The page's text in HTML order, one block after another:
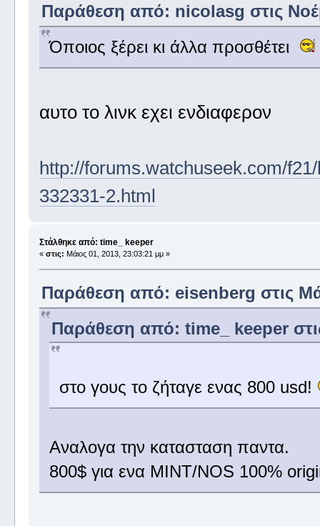
Παράθεση από: nicolasg στις
Όποιος ξέρει κι άλλα προσθέτει
αυτο το λινκ εχει ενδιαφερον
http://forums.watchuseek.com/
332331-2.html
Στάλθηκε από: time_ keeper
« στις: Μάιος 01, 2013, 23:03:21 μμ »
Παράθεση από: eisenberg στις
Παράθεση από: time_ keeper
στο γους το ζήταγε ενας 800 usd!
Αναλογα την κατασταση παντα.
800$ για ενα MINT/NOS 100%